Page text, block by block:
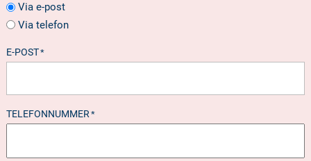
Via e-post
Via telefon
E-POST*
TELEFONNUMMER *